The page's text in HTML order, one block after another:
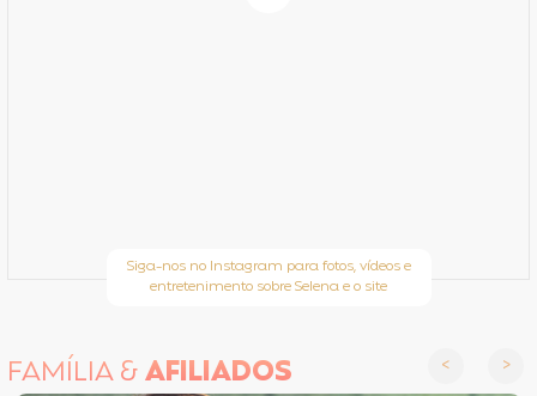
Siga-nos no Instagram para fotos, vídeos e
entretenimento sobre Selena e o site
FAMÍLIA &AFILIADOS